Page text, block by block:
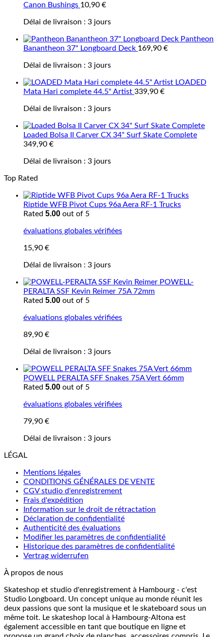
Canon Bushings 10,90 €
Délai de livraison : 3 jours
Pantheon
Banantheon 37" Longboard Deck 169,90 €
Délai de livraison : 3 jours
LOADED
Mata Hari complete 44.5" Artist 339,90 €
Délai de livraison : 3 jours
Loaded Bolsa II Carver CX 34" Surf Skate Complete
349,90 €
Délai de livraison : 3 jours
Top Rated
Riptide WFB Pivot Cups 96a Aera RF-1 Trucks
Rated 5.00 out of 5
évaluations globales vérifiées
15,90 €
Délai de livraison : 3 jours
POWELL-
PERALTA SSF Kevin Reimer 75A 72mm
Rated 5.00 out of 5
évaluations globales vérifiées
89,90 €
Délai de livraison : 3 jours
POWELL PERALTA SFF Snakes 75A Vert 66mm
Rated 5.00 out of 5
évaluations globales vérifiées
79,90 €
Délai de livraison : 3 jours
LÉGAL
Mentions légales
CONDITIONS GÉNÉRALES DE VENTE
CGV studio d'enregistrement
Frais d'expédition
Information sur le droit de rétractation
Déclaration de confidentialité
Authenticité des évaluations
Modifier les paramètres de confidentialité
Historique des paramètres de confidentialité
Vertrag widerrufen
À propos de nous
Skateshop et studio d'enregistrement à Hambourg - c'est
Studio Longboard. Un concept unique au monde réunit les
deux passions que sont la musique et le skateboard sous un
même toit. Le skateshop local à Hambourg-Altona est
également accessible en tant que boutique en ligne et